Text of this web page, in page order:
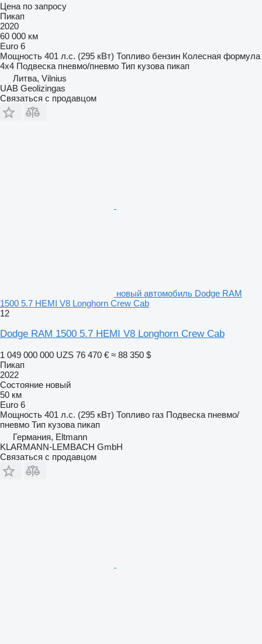
Цена по запросу
Пикап
2020
60 000 км
Euro 6
Мощность 401 л.с. (295 кВт) Топливо бензин Колесная формула
4x4 Подвеска пневмо/пневмо Тип кузова пикап
Литва, Vilnius
UAB Geolizingas
Связаться с продавцом
новый автомобиль Dodge RAM
1500 5.7 HEMI V8 Longhorn Crew Cab
12
Dodge RAM 1500 5.7 HEMI V8 Longhorn Crew Cab
1 049 000 000 UZS 76 470 € ≈ 88 350 $
Пикап
2022
Состояние новый
50 км
Euro 6
Мощность 401 л.с. (295 кВт) Топливо газ Подвеска пневмо/
пневмо Тип кузова пикап
Германия, Eltmann
KLARMANN-LEMBACH GmbH
Связаться с продавцом